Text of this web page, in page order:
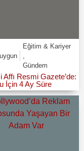
Eğitim & Kariyer
Gündem
Affı Resmi Gazete’de:
İçin 4 Ay Süre